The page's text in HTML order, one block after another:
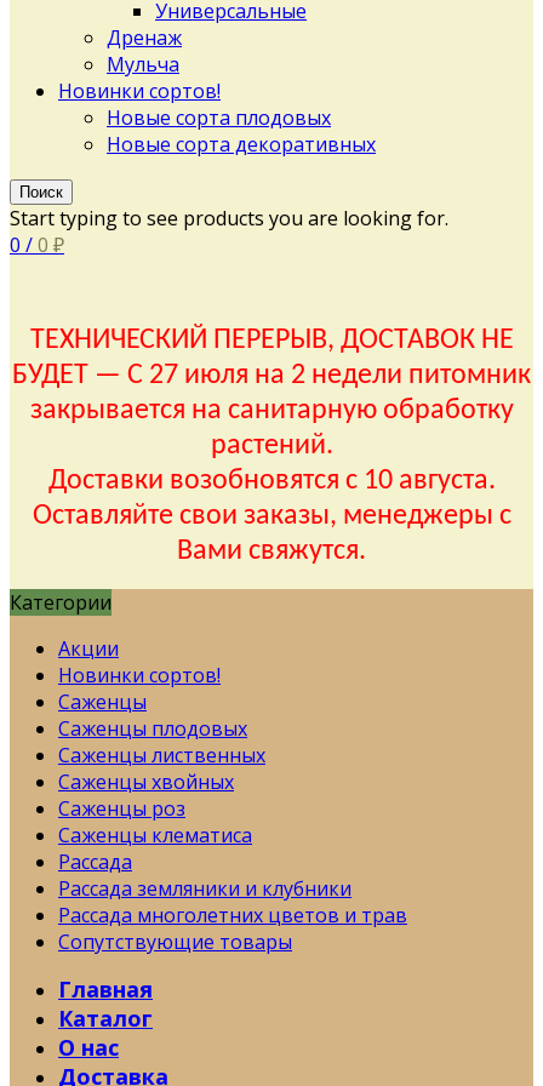
Универсальные
Дренаж
Мульча
Новинки сортов!
Новые сорта плодовых
Новые сорта декоративных
Поиск
Start typing to see products you are looking for.
0 /0 ₽
ТЕХНИЧЕСКИЙ ПЕРЕРЫВ, ДОСТАВОК НЕ
БУДЕТ — С 27 июля на 2 недели питомник
закрывается на санитарную обработку
растений.
Доставки возобновятся с 10 августа.
Оставляйте свои заказы, менеджеры с
Вами свяжутся.
Категории
Акции
Новинки сортов!
Саженцы
Саженцы плодовых
Саженцы лиственных
Саженцы хвойных
Саженцы роз
Саженцы клематиса
Рассада
Рассада земляники и клубники
Рассада многолетних цветов и трав
Сопутствующие товары
Главная
Каталог
О нас
Доставка